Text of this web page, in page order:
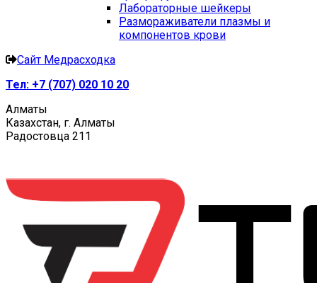
Лабораторные шейкеры
Размораживатели плазмы и
компонентов крови
Сайт Медрасходка
Тел: +7 (707) 020 10 20
Алматы
Казахстан, г. Алматы
Радостовца 211